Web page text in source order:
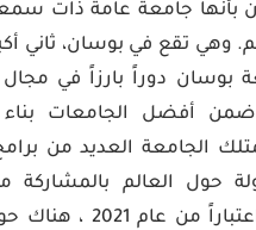
بأنها جامعة عامة ذات
وهي تقع في بوسان، ثاني
بوسان دوراً بارزاً في مجال
أفضل الجامعات بناء
الجامعة العديد من